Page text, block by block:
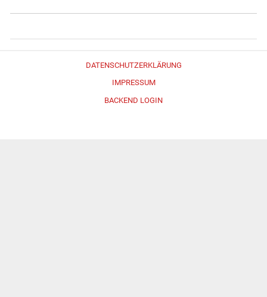
DATENSCHUTZERKLÄRUNG
IMPRESSUM
BACKEND LOGIN